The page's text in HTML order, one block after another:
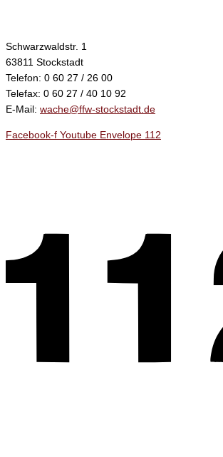
Schwarzwaldstr. 1
63811 Stockstadt
Telefon: 0 60 27 / 26 00
Telefax: 0 60 27 / 40 10 92
E-Mail: wache@ffw-stockstadt.de
Facebook-f Youtube Envelope 112